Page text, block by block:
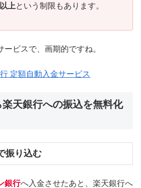
上という制限もあります。
ビスで、画期的ですね。
定額自動入金サービス
天銀行への振込を無料化
振り込む
銀行へ入金させたあと、楽天銀行へ